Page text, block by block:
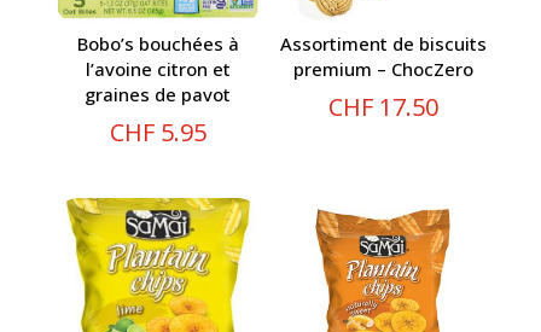
Bobo’s bouchées à
l’avoine citron et
graines de pavot
CHF5.95
Assortiment de biscuits
premium – ChocZero
CHF17.50